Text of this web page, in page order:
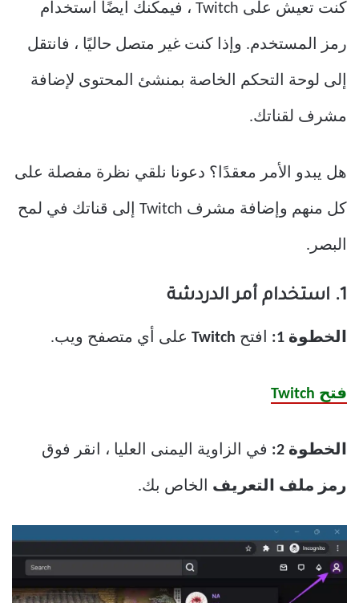
كنت تعيش على Twitch ، فيمكنك أيضًا استخدام
رمز المستخدم. وإذا كنت غير متصل حاليًا ، فانتقل
إلى لوحة التحكم الخاصة بمنشئ المحتوى لإضافة
مشرف لقناتك.
هل يبدو الأمر معقدًا؟ دعونا نلقي نظرة مفصلة على
كل منهم وإضافة مشرف Twitch إلى قناتك في لمح
البصر.
1. استخدام أمر الدردشة
الخطوة 1: افتح Twitch على أي متصفح ويب.
فتح Twitch
الخطوة 2: في الزاوية اليمنى العليا ، انقر فوق
رمز ملف التعريف الخاص بك.